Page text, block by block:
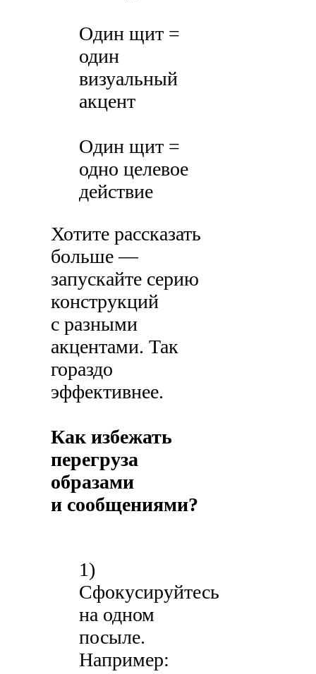
Один щит =
один
визуальный
акцент
Один щит =
одно целевое
действие
Хотите рассказать
больше —
запускайте серию
конструкций
с разными
акцентами. Так
гораздо
эффективнее.
Как избежать
перегруза
образами
и сообщениями?
1)
Сфокусируйтесь
на одном
посыле.
Например: